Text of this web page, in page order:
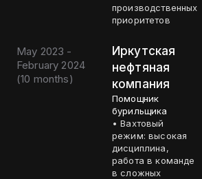
производственных
приоритетов
May 2023 -
February 2024
(10 months)
Иркутская
нефтяная
компания
Помощник
бурильщика
• Вахтовый
режим: высокая
дисциплина,
работа в команде
в сложных